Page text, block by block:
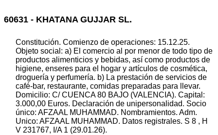
60631 - KHATANA GUJJAR SL.
Constitución. Comienzo de operaciones: 15.12.25.
Objeto social: a) El comercio al por menor de todo tipo de
productos alimenticios y bebidas, así como productos de
higiene, enseres para el hogar y artículos de cosmética,
droguería y perfumería. b) La prestación de servicios de
café-bar, restaurante, comidas preparadas para llevar.
Domicilio: C/ CUENCA 80 BAJO (VALENCIA). Capital:
3.000,00 Euros. Declaración de unipersonalidad. Socio
único: AFZAAL MUHAMMAD. Nombramientos. Adm.
Unico: AFZAAL MUHAMMAD. Datos registrales. S 8 , H
V 231767, I/A 1 (29.01.26).